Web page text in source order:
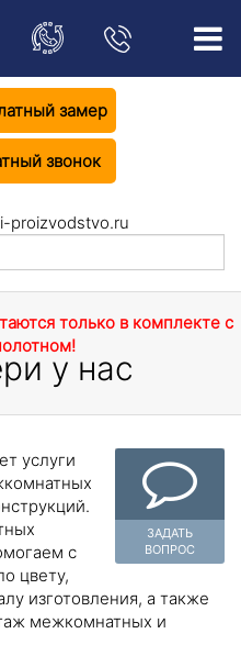
замер
звонок
proizvodstvo.ru
только в комплекте с
у нас
ЗАДАТЬ
ВОПРОС
услуги
с
цвету,
изготовления, а также
межкомнатных и